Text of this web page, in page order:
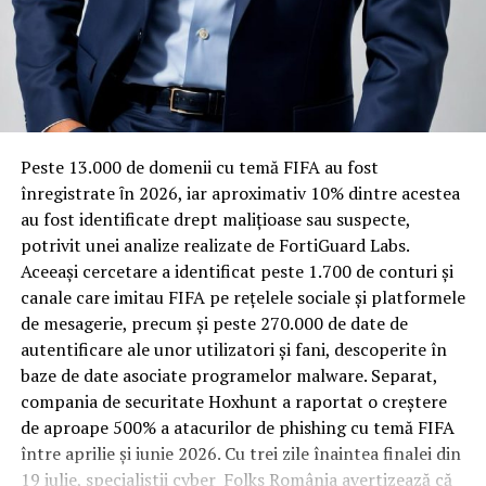
…Prima înregistrare cu dezvăluirile făcute de cei ce au
avut ghinionul să treacă pragul familiei SENATORULUI
Sibinescu,,
Senatorul ALDE de Mehedinți, Ionuț Sibinescu, nu scapă
nici de mâna lungă a Parchetului General, deși dosarul
lui fusese inițial clasat. Soluția de clasare a dosarului de
evaziune a fost atacată de Administrația Județeană a
Finanțelor Publice Mehedinți la Înalta Curte de Casație
și Justiție, iar aceasta din urmă a desființat-o. În acest
pentru izolare fonică performantă.
Rotația rapidă a oaspeților cere
materiale rezistente
Spre diferență de o locuință obișnuită, o cameră de hotel
trece printr-un ciclu de utilizare intensă: oaspeți diferiți,
bagaje trase pe roți, curățenie zilnică, uneori mai multe
rezervări consecutive în aceeași săptămână. Această
frecvență ridicată de utilizare pune presiune reală pe
orice suprafață, iar pardoseala este printre primele
elemente afectate vizibil, mai ales în zona din jurul
patului și a ușii de acces.
În etapa de renovare sau construcție, administratorii
care iau în calcul mocheta trafic intenspentru zonele
cu rotație mare reduc riscul de uzură prematură și de
decolorare vizibilă în punctele de trecere frecventă. Este
Peste 13.000 de domenii cu temă FIFA au fost
înregistrate ȋn 2026, iar aproximativ 10% dintre acestea
au fost identificate drept malițioase sau suspecte,
potrivit unei analize realizate de FortiGuard Labs.
Aceeași cercetare a identificat peste 1.700 de conturi și
canale care imitau FIFA pe rețelele sociale și platformele
de mesagerie, precum și peste 270.000 de date de
autentificare ale unor utilizatori și fani, descoperite în
baze de date asociate programelor malware. Separat,
compania de securitate Hoxhunt a raportat o creștere
de aproape 500% a atacurilor de phishing cu temă FIFA
între aprilie și iunie 2026. Cu trei zile înaintea finalei din
19 iulie, specialiștii cyber_Folks România avertizează că